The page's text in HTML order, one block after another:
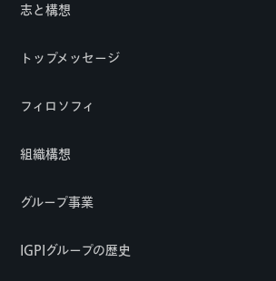
志と構想
トップメッセージ
フィロソフィ
組織構想
グループ事業
IGPIグループの歴史